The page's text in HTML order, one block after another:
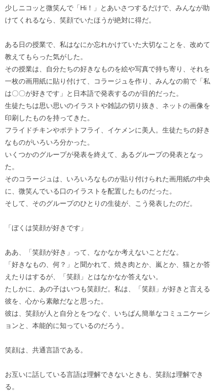
少しニコッと微笑んで「Hi！」とあいさつするだけで、みんなが助
けてくれるなら、笑顔でいたほうが絶対に得だ。
ある日の授業で、私はなにか忘れかけていた大切なことを、改めて
教えてもらった気がした。
その授業は、自分たちの好きなものを絵や写真で持ち寄り、それを
一枚の画用紙に貼り付けて、コラージュを作り、みんなの前で「私
は〇〇が好きです」と日本語で発表するのが目的だった。
生徒たちは思い思いのイラストや雑誌の切り抜き、ネットの画像を
印刷したものを持ってきた。
フライドチキンやポテトフライ、イケメンに美人。生徒たちの好き
なものがいろいろ分かった。
いくつかのグループが発表を終えて、あるグループの発表となっ
た。
そのコラージュは、いろいろなものが貼り付けられた画用紙の中央
に、微笑んでいる口のイラストを配置したものだった。
そして、そのグループのひとりの生徒が、こう発表したのだ。
「ぼくは笑顔が好きです」
ああ、「笑顔が好き」って、なかなか考えないことだな。
「好きなもの、何？」と聞かれて、焼き肉とか、嵐とか、猫とか答
えたりはするが、「笑顔」とはなかなか答えない。
たしかに、あの子はいつも笑顔だ。私は、「笑顔」が好きと言える
彼を、心から素敵だなと思った。
彼は、笑顔が人と自分とをつなぐ、いちばん簡単なコミュニケーシ
ョンと、本能的に知っているのだろう。
笑顔は、共通言語である。
お互いに話している言語は理解できないときも、笑顔は理解でき
る。